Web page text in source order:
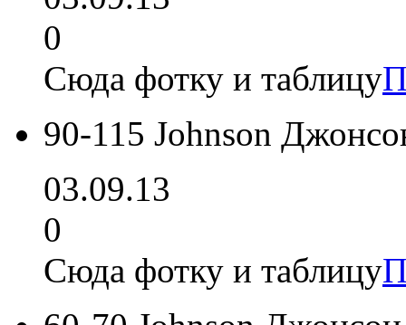
0
Сюда фотку и таблицу
90-115 Johnson
03.09.13
0
Сюда фотку и таблицу